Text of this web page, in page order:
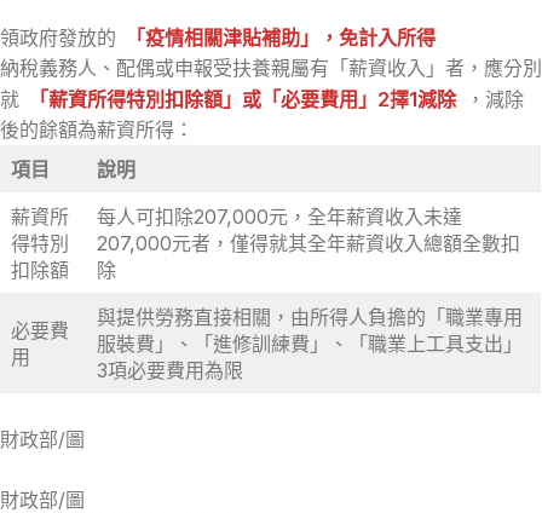
領政府發放的
「疫情相關津貼補助」，免計入所得
納稅義務人、配偶或申報受扶養親屬有「薪資收入」者，應分別
就
「薪資所得特別扣除額」或「必要費用」2擇1減除
，減除
後的餘額為薪資所得：
項目
說明
薪資所
得特別
扣除額
每人可扣除207,000元，全年薪資收入未達
207,000元者，僅得就其全年薪資收入總額全數扣
除
必要費
用
與提供勞務直接相關，由所得人負擔的「職業專用
服裝費」、「進修訓練費」、「職業上工具支出」
3項必要費用為限
財政部/圖
財政部/圖